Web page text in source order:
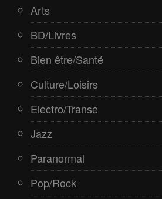
Spiritualité
Arts
BD/Livres
Bien être/Santé
Culture/Loisirs
Electro/Transe
Jazz
Paranormal
Pop/Rock